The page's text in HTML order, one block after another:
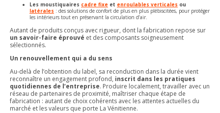
Les moustiquaires cadre fixe et enroulables verticales ou
latérales : des solutions de confort de plus en plus plébiscitées, pour protéger
les intérieurs tout en préservant la circulation d’air.
Autant de produits conçus avec rigueur, dont la fabrication repose sur
un savoir-faire éprouvé et des composants soigneusement
sélectionnés.
Un renouvellement qui a du sens
Au-delà de l’obtention du label, sa reconduction dans la durée vient
reconnaître un engagement profond, inscrit dans les pratiques
quotidiennes de l’entreprise. Produire localement, travailler avec un
réseau de partenaires de proximité, maîtriser chaque étape de
fabrication : autant de choix cohérents avec les attentes actuelles du
marché et les valeurs que porte La Vénitienne.